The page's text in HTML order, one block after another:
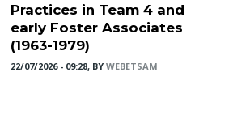
Practices in Team 4 and
early Foster Associates
(1963-1979)
22/07/2026 - 09:28, BYWEBETSAM